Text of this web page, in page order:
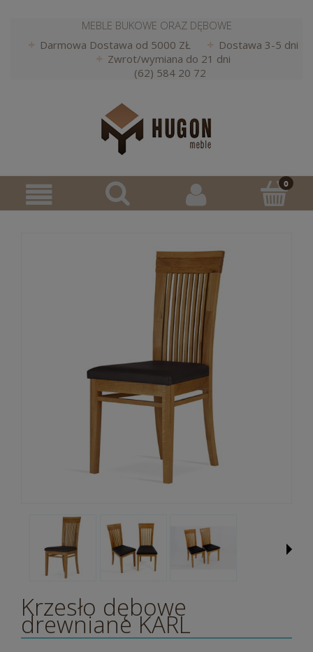
MEBLE BUKOWE ORAZ DĘBOWE
Darmowa Dostawa od 5000 ZŁ
Dostawa 3-5 dni
Zwrot/wymiana do 21 dni
(62) 584 20 72
Krzesło dębowe
drewniane KARL